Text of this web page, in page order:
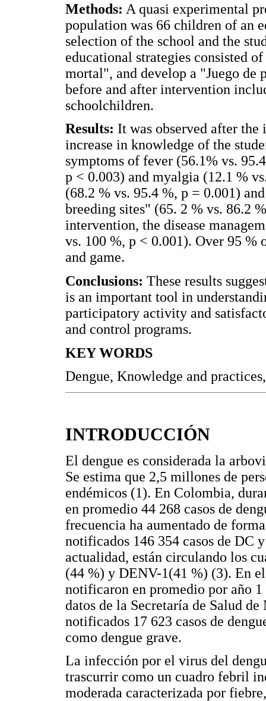
Methods: A quasi experimental
population was 66 children of an
selection of the school and the
educational strategies consisted
mortal", and develop a "Juego de
before and after intervention
schoolchildren.
Results: It was observed after
increase in knowledge of the
symptoms of fever (56.1% vs.
p < 0.003) and myalgia (12.1 %
(68.2 % vs. 95.4 %, p = 0.001)
breeding sites" (65. 2 % vs. 86.2
intervention, the disease
vs. 100 %, p < 0.001). Over 95 %
and game.
Conclusions: These results
is an important tool in
participatory activity and
and control programs.
KEY WORDS
Dengue, Knowledge and
INTRODUCCIÓN
El dengue es considerada la
Se estima que 2,5 millones de
endémicos (1). En Colombia,
en promedio 44 268 casos de
frecuencia ha aumentado de
notificados 146 354 casos de DC
actualidad, están circulando los
(44 %) y DENV-1(41 %) (3). En
notificaron en promedio por año
datos de la Secretaría de Salud
notificados 17 623 casos de
como dengue grave.
La infección por el virus del
trascurrir como un cuadro febril
moderada caracterizada por